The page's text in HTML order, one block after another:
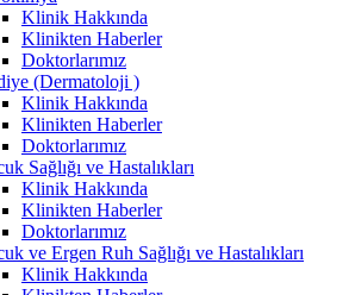
Klinik Hakkında
Klinikten Haberler
Doktorlarımız
(Dermatoloji )
Klinik Hakkında
Klinikten Haberler
Doktorlarımız
Sağlığı ve Hastalıkları
Klinik Hakkında
Klinikten Haberler
Doktorlarımız
ve Ergen Ruh Sağlığı ve Hastalıkları
Klinik Hakkında